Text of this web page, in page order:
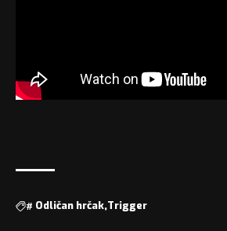
# Odličan hrčak Trigger